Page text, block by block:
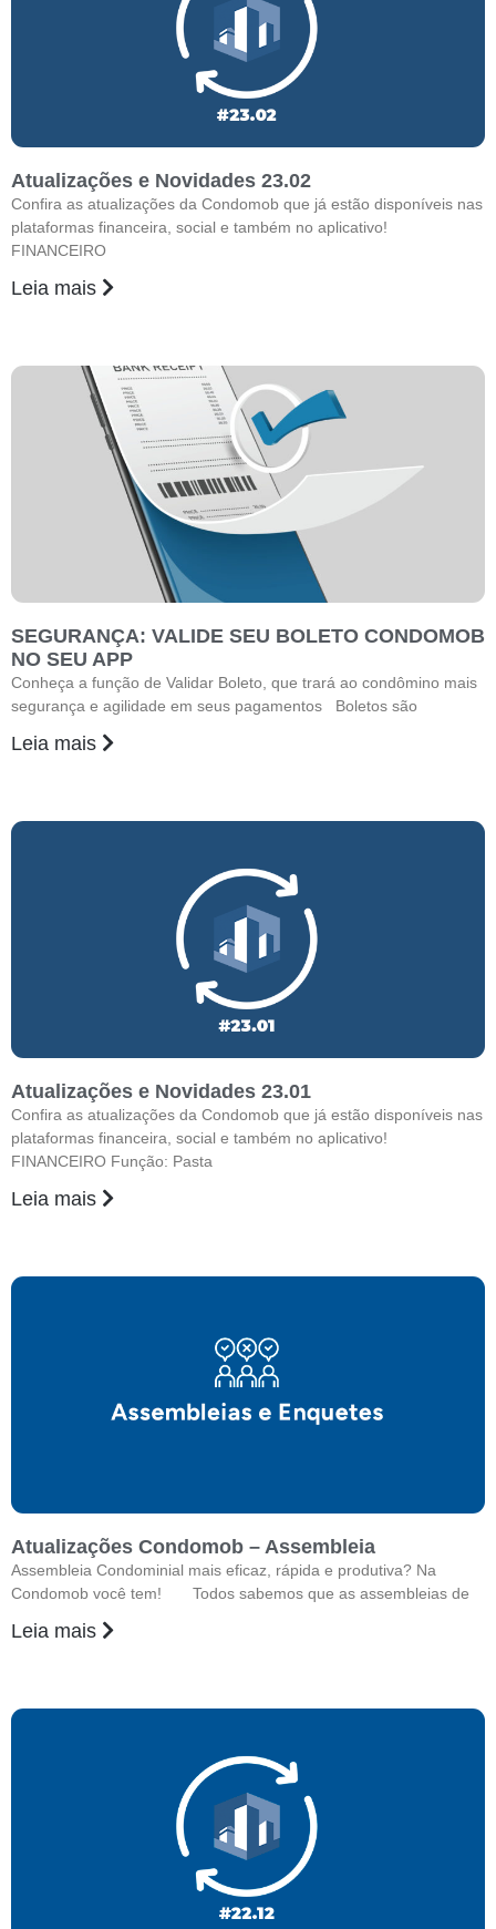
Atualizações e Novidades 23.02
Confira as atualizações da Condomob que já estão disponíveis nas
plataformas financeira, social e também no aplicativo!
FINANCEIRO
Leia mais
SEGURANÇA: VALIDE SEU BOLETO CONDOMOB
NO SEU APP
Conheça a função de Validar Boleto, que trará ao condômino mais
segurança e agilidade em seus pagamentos Boletos são
Leia mais
Atualizações e Novidades 23.01
Confira as atualizações da Condomob que já estão disponíveis nas
plataformas financeira, social e também no aplicativo!
FINANCEIRO Função: Pasta
Leia mais
Atualizações Condomob – Assembleia
Assembleia Condominial mais eficaz, rápida e produtiva? Na
Condomob você tem! Todos sabemos que as assembleias de
Leia mais